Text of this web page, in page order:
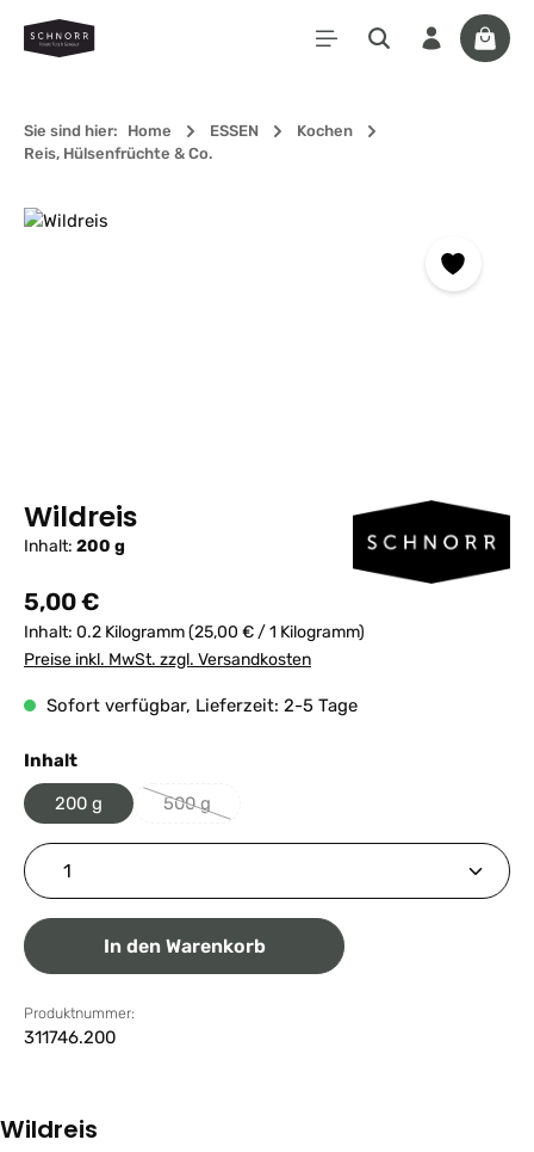
Zum Hauptinhalt springen
Sie sind hier: Home ESSEN
Kochen
Reis, Hülsenfrüchte & Co.
Bildergalerie überspringen
Wildreis
Inhalt: 200 g
Regulärer Preis:
5,00 €
Inhalt: 0.2 Kilogramm(25,00 € / 1 Kilogramm)
Preise inkl. MwSt. zzgl. Versandkosten
Sofort verfügbar, Lieferzeit: 2-5 Tage
Inhaltauswählen
200 g 500 g
(Diese Option ist zurzeit nicht verfügbar.)
Produkt Anzahl: Gib den gewünschten Wert ein
In den Warenkorb
Produktnummer:
311746.200
Wildreis